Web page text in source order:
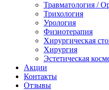
Травматология /
Трихология
Урология
Физиотерапия
Хирургическая
Хирургия
Эстетическая
Акции
Контакты
Отзывы